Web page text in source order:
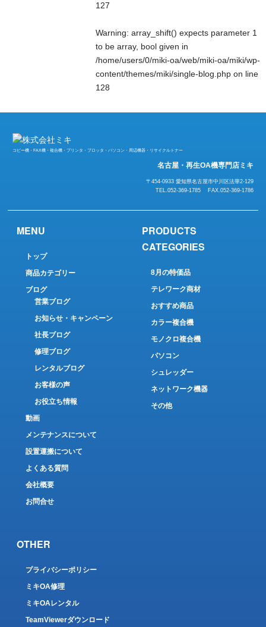
127
Warning: array_shift() expects parameter 1
to be array, bool given in
/home/users/0/miki-oa/web/miki-oa/miki/wp-
content/themes/miki/single-blog.php on line
128
コピー機・FAX機・複合機・プリンタ・プロッタ・パソコン・周辺機器・リサイクルトナー
名古屋・再生OA機専門店ミキ
〒454-0933 愛知県名古屋市中川区法華2-129
TEL.052-369-1785 FAX.052-369-1786
MENU
トップ
商品カテゴリー
ブログ
営業ブログ
お知らせ・キャンペーン
社長ブログ
修理ブログ
レンタルブログ
お客様の声
お役立ち情報
動画
メンテナンスについて
設置運搬について
よくある質問
会社概要
お問合せ
PRODUCTS
CATEGORIES
8月の特価品
テレワーク商材
おすすめ商品
カラー複合機
モノクロ複合機
パソコン
シュレッダー
ネットワーク機器
その他
OTHER
プライバシーポリシー
ミキOA修理
ミキOAレンタル
TeamViewerダウンロード